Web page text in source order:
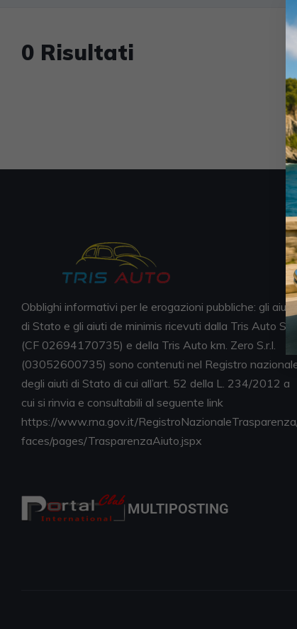
0 Risultati
Obblighi informativi per le erogazioni pubbliche: gli aiuti
di Stato e gli aiuti de minimis ricevuti dalla Tris Auto S.r.l.
(CF 02694170735) e della Tris Auto km. Zero S.r.l.
(03052600735) sono contenuti nel Registro
degli aiuti di Stato di cui all’art. 52 della L. 234/2012 a
cui si rinvia e consultabili al seguente link
https://www.rna.gov.it/
faces/pages/TrasparenzaAiuto.jspx
MULTIPOSTING